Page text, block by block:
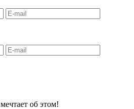
мечтает об этом!